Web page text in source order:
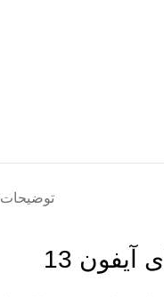
توضیحات
13